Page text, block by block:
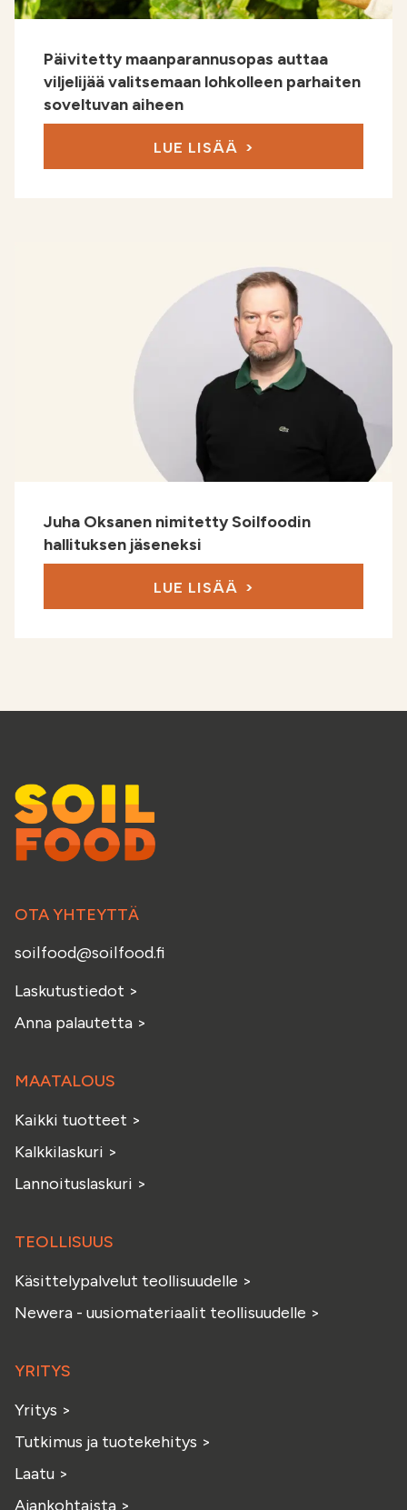
Päivitetty maanparannusopas auttaa
viljelijää valitsemaan lohkolleen parhaiten
soveltuvan aiheen
LUE LISÄÄ
Juha Oksanen nimitetty Soilfoodin
hallituksen jäseneksi
LUE LISÄÄ
OTA YHTEYTTÄ
soilfood@soilfood.fi
Laskutustiedot >
Anna palautetta >
MAATALOUS
Kaikki tuotteet >
Kalkkilaskuri >
Lannoituslaskuri >
TEOLLISUUS
Käsittelypalvelut teollisuudelle >
Newera - uusiomateriaalit teollisuudelle >
YRITYS
Yritys >
Tutkimus ja tuotekehitys >
Laatu >
Ajankohtaista >